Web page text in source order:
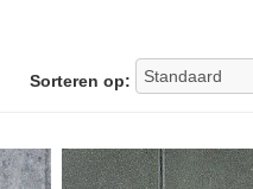
Sorteren op: